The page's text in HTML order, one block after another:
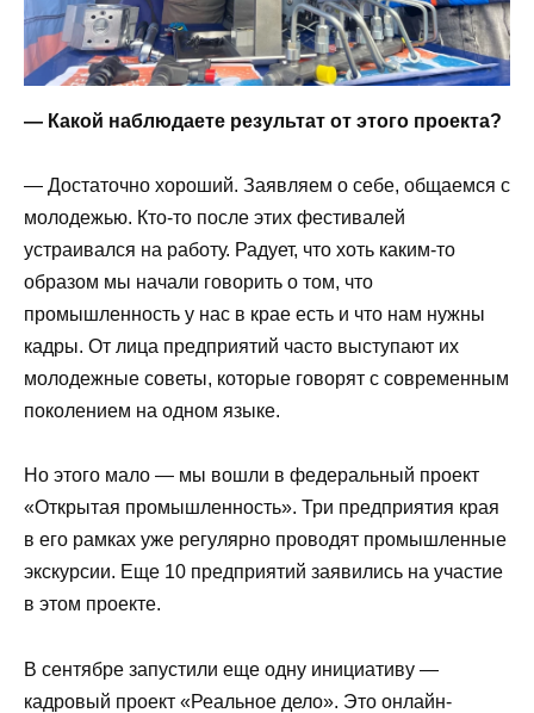
— Какой наблюдаете результат от этого проекта?
— Достаточно хороший. Заявляем о себе, общаемся с
молодежью. Кто-то после этих фестивалей
устраивался на работу. Радует, что хоть каким-то
образом мы начали говорить о том, что
промышленность у нас в крае есть и что нам нужны
кадры. От лица предприятий часто выступают их
молодежные советы, которые говорят с современным
поколением на одном языке.
Но этого мало — мы вошли в федеральный проект
«Открытая промышленность». Три предприятия края
в его рамках уже регулярно проводят промышленные
экскурсии. Еще 10 предприятий заявились на участие
в этом проекте.
В сентябре запустили еще одну инициативу —
кадровый проект «Реальное дело». Это онлайн-